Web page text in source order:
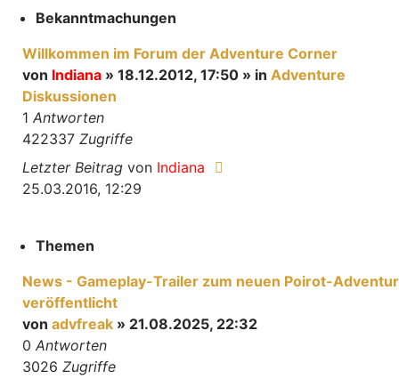
Bekanntmachungen
Willkommen im Forum der Adventure Corner
von Indiana » 18.12.2012, 17:50 » in Adventure
Diskussionen
1 Antworten
422337 Zugriffe
Letzter Beitrag von Indiana
25.03.2016, 12:29
Themen
News - Gameplay-Trailer zum neuen Poirot-
veröffentlicht
von advfreak » 21.08.2025, 22:32
0 Antworten
3026 Zugriffe